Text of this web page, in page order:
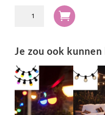
LED's
5m
aantal

Je zou ook